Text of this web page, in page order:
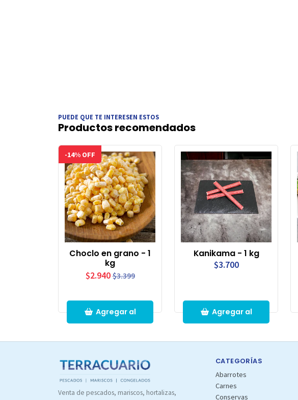
PUEDE QUE TE INTERESEN ESTOS
Productos recomendados
-14% OFF
Choclo en grano - 1
kg
$2.940 $3.399
Agregar al
Kanikama - 1 kg
$3.700
Agregar al
Venta de pescados, mariscos, hortalizas,
CATEGORÍAS
Abarrotes
Carnes
Conservas